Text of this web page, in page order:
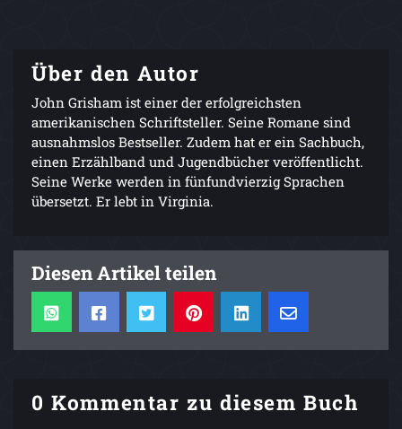
Über den Autor
John Grisham ist einer der erfolgreichsten
amerikanischen Schriftsteller. Seine Romane sind
ausnahmslos Bestseller. Zudem hat er ein Sachbuch,
einen Erzählband und Jugendbücher veröffentlicht.
Seine Werke werden in fünfundvierzig Sprachen
übersetzt. Er lebt in Virginia.
Diesen Artikel teilen
0 Kommentar zu diesem Buch